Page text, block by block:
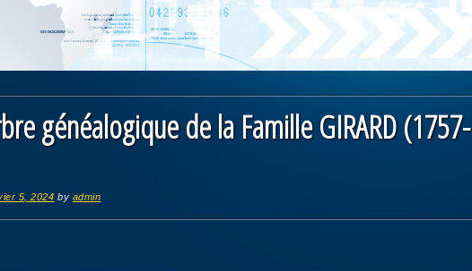
généalogique de la Famille GIRARD (1757-
5, 2024 by admin